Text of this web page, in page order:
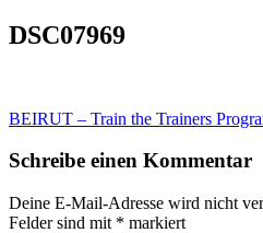
DSC07969
Beitragsnavigation
BEIRUT – Train the Trainers
Schreibe einen Kommentar
Deine E-Mail-Adresse wird nicht
Felder sind mit * markiert